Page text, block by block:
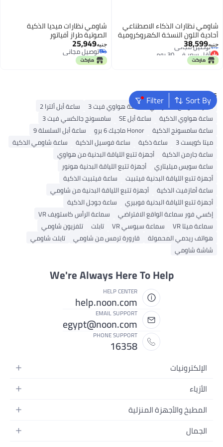
شاومي نظارات الذكاء الاصطناعي
أحادية اللون النسخة الكهروكرومية
جنيه38,599
أقل سعر في 30 يوم
توصيل مجاني
أقل سعر في 30 يوم
شاومي نظارات ميديا الذكية
الصوتية طراز أفياتور
جنيه25,949
توصيل مجاني
توصيل مجاني
Sort By
FilterPopular Searches
نظارات الواقع الافتراضي ساعة هواوي فيت 3
ساعة أبل ألترا 2
ساعة هواوي الذكية
ساعة أبل SE
سامسونج جالكسي فيت 3
ساعة سامسونج الذكية
Honor ماجيك 6 برو
ساعة أبل السلسلة 9
ميتا كويست 3
ساعة ذكية ساعة فوسيل الذكية
ساعة شاومي الذكية
ساعة جارمن الذكية
أجهزة تتبع اللياقة البدنية من هواوي
ساعة سويس ميليتاري
أجهزة تتبع اللياقة البدنية هونور
أجهزة تتبع اللياقة البدنية فيتبيت
ساعة فيتبيت الذكية
ساعة أمازفيت الذكية
أجهزة تتبع اللياقة البدنية من شاومي
أجهزة تتبع اللياقة البدنية فوبيري
ساعة جوجل الذكية
إكسي فور سماعة الواقع الافتراضي
سماعة الرأس كاستويف VR
سماعة ميتا VR
سماعة سيوسي VR تابلت
تلفزيون شاومي
هواتف ريدمي المحمولة
قارورة ترمس من شاومي
تابلت شاومي
شاشة شاومي
We're Always Here To Help
HELP CENTER
help.noon.com
EMAIL SUPPORT
egypt@noon.com
PHONE SUPPORT
16358
الإلكترونيات
الهواتف المتحركة
أجهزة الكمبيوتر المحمولة
الأجهزة المنزلية
الأزياء
أزياء نسائية
أزياء البنات
المطبخ والأجهزة المنزلية
المطبخ وأدوات الطعام
الجمال